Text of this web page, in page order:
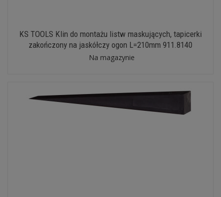
KS TOOLS Klin do montażu listw maskujących, tapicerki
zakończony na jaskółczy ogon L=210mm 911.8140
Na magazynie